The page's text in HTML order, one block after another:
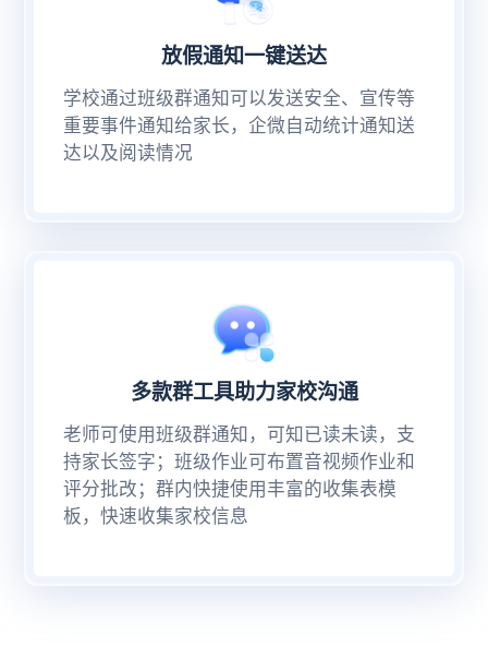
放假通知一键送达
学校通过班级群通知可以发送安全、宣传等
重要事件通知给家长，企微自动统计通知送
达以及阅读情况
多款群工具助力家校沟通
老师可使用班级群通知，可知已读未读，支
持家长签字；班级作业可布置音视频作业和
评分批改；群内快捷使用丰富的收集表模
板，快速收集家校信息